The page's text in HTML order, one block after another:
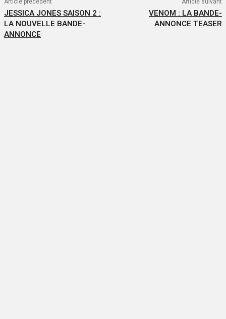
Article précédent
JESSICA JONES SAISON 2 :
LA NOUVELLE BANDE-
ANNONCE
Article suivant
VENOM : LA BANDE-
ANNONCE TEASER